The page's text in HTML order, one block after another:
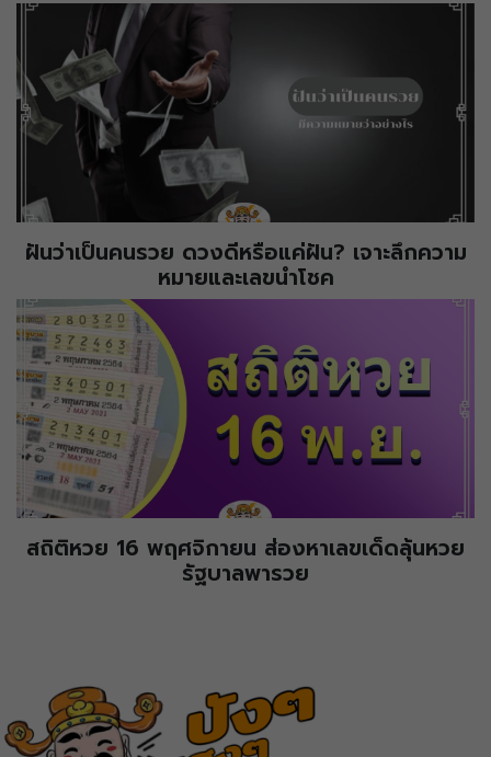
ฝันว่าเป็นคนรวย ดวงดีหรือแค่ฝัน? เจาะลึกความ
หมายและเลขนำโชค
สถิติหวย 16 พฤศจิกายน ส่องหาเลขเด็ดลุ้นหวย
รัฐบาลพารวย